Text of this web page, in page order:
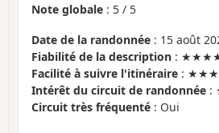
Note globale : 5 / 5
Date de la randonnée : 15 août
Fiabilité de la description :
Facilité à suivre l'itinéraire :
Intérêt du circuit de randonnée :
Circuit très fréquenté : Oui